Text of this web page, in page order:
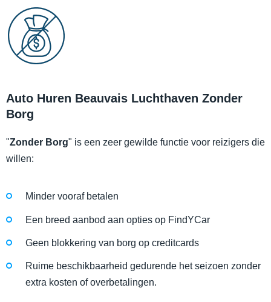
Auto Huren Beauvais Luchthaven Zonder
Borg
"Zonder Borg" is een zeer gewilde functie voor reizigers die
willen:
Minder vooraf betalen
Een breed aanbod aan opties op FindYCar
Geen blokkering van borg op creditcards
Ruime beschikbaarheid gedurende het seizoen zonder
extra kosten of overbetalingen.